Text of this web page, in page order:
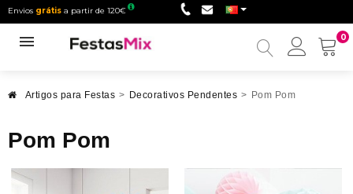
Envios grátis a partir de 120€
0
Minha
Artigos para Festas > Decorativos Pendentes > Pom Pom
Pom Pom